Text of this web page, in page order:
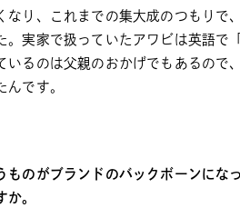
なり、これまでの集大成のつもりで
。実家で扱っていたアワビは英語で
いるのは父親のおかげでもあるので
んです。
ものがブランドのバックボーンにな
か。